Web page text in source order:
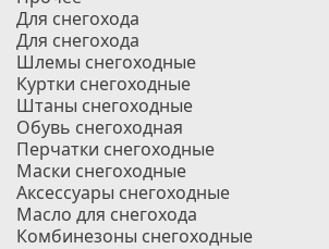
Для снегохода
Для снегохода
Шлемы снегоходные
Куртки снегоходные
Штаны снегоходные
Обувь снегоходная
Перчатки снегоходные
Маски снегоходные
Аксессуары снегоходные
Масло для снегохода
Комбинезоны снегоходные